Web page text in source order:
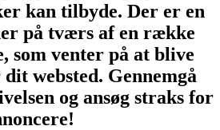
kan tilbyde. Der er en
på tværs af en række
som venter på at blive
websted. Gennemgå
og ansøg straks for